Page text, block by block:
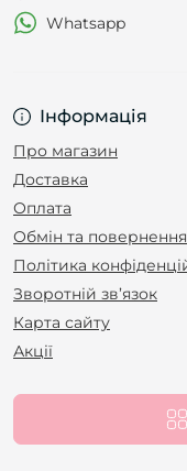
Інформація
Про магазин
Доставка
Оплата
Обмін та повернення
Політика
Зворотній зв’язок
Карта сайту
Акції
Whatsapp